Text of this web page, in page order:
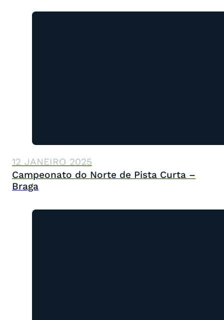
12 JANEIRO 2025
Campeonato do Norte de Pista Curta –
Braga